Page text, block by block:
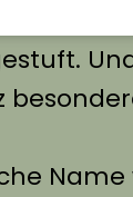
Liste